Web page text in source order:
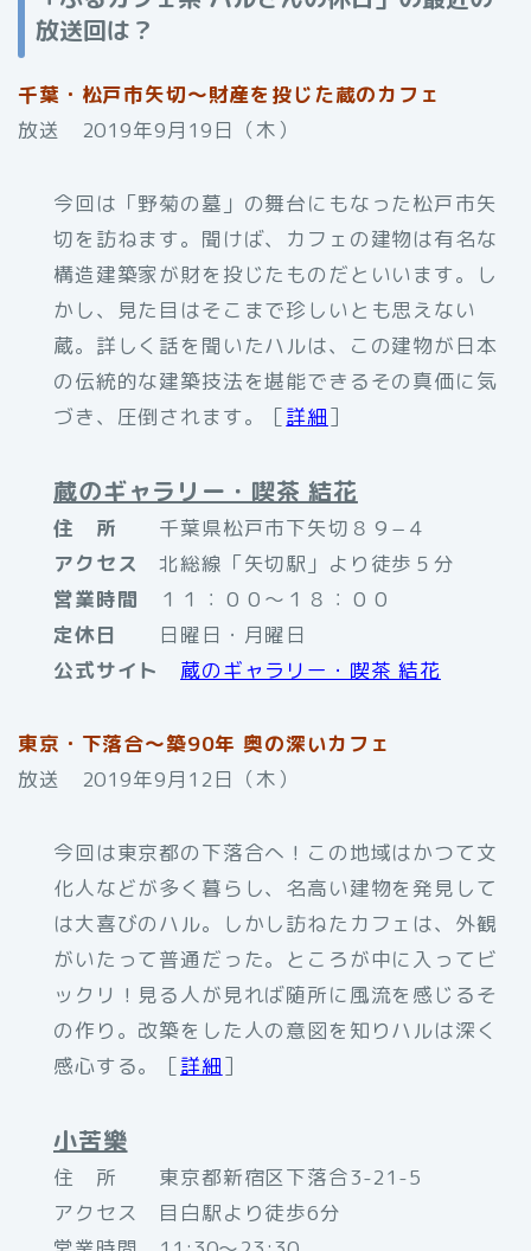
放送回は？
千葉・松戸市矢切～財産を投じた蔵のカフェ
放送 2019年9月19日（木）
今回は「野菊の墓」の舞台にもなった松戸市矢
切を訪ねます。聞けば、カフェの建物は有名な
構造建築家が財を投じたものだといいます。し
かし、見た目はそこまで珍しいとも思えない
蔵。詳しく話を聞いたハルは、この建物が日本
の伝統的な建築技法を堪能できるその真価に気
づき、圧倒されます。［詳細］
蔵のギャラリー・喫茶 結花
住 所 千葉県松戸市下矢切８９−４
アクセス
北総線「矢切駅」より徒歩５分
営業時間 １１：００〜１８：００
定休日
日曜日・月曜日
公式サイト
蔵のギャラリー・喫茶 結花
東京・下落合～築90年 奥の深いカフェ
放送 2019年9月12日（木）
今回は東京都の下落合へ！この地域はかつて文
化人などが多く暮らし、名高い建物を発見して
は大喜びのハル。しかし訪ねたカフェは、外観
がいたって普通だった。ところが中に入ってビ
ックリ！見る人が見れば随所に風流を感じるそ
の作り。改築をした人の意図を知りハルは深く
感心する。［詳細］
小苦樂
住 所 東京都新宿区下落合3-21-5
アクセス 目白駅より徒歩6分